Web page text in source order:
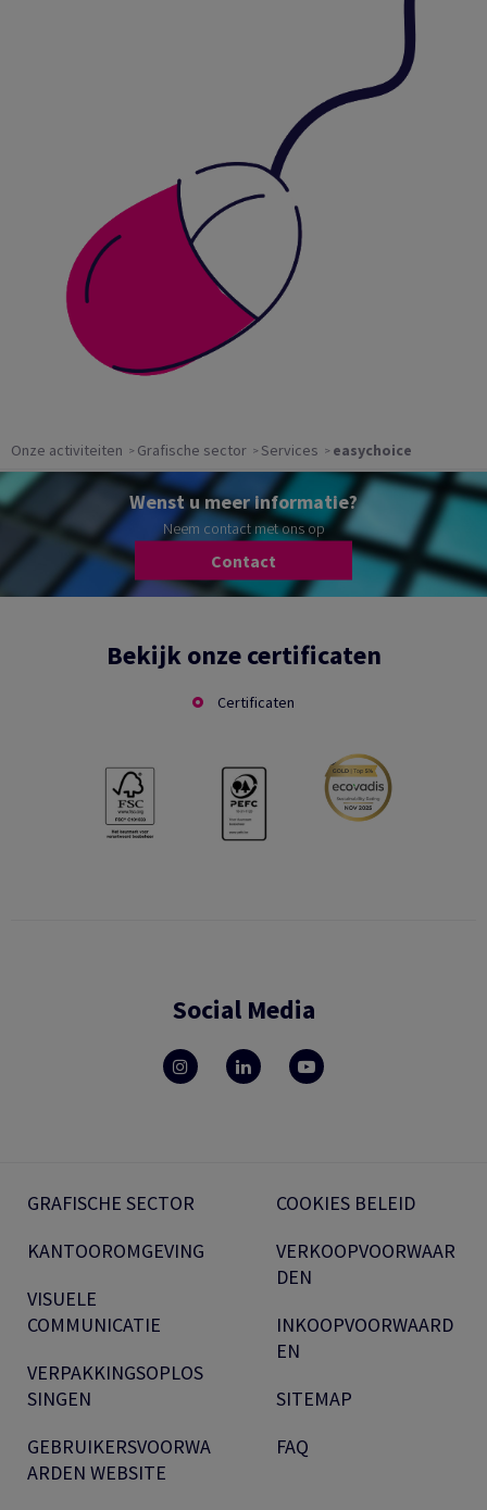
Onze activiteiten Grafische sector Services easychoice
Wenst u meer informatie?
Neem contact met ons op
Contact
Bekijk onze certificaten
Certificaten
Social Media
GRAFISCHE SECTOR
KANTOOROMGEVING
VISUELE
COMMUNICATIE
VERPAKKINGSOPLOS
SINGEN
GEBRUIKERSVOORWA
ARDEN WEBSITE
COOKIES BELEID
VERKOOPVOORWAAR
DEN
INKOOPVOORWAARD
EN
SITEMAP
FAQ